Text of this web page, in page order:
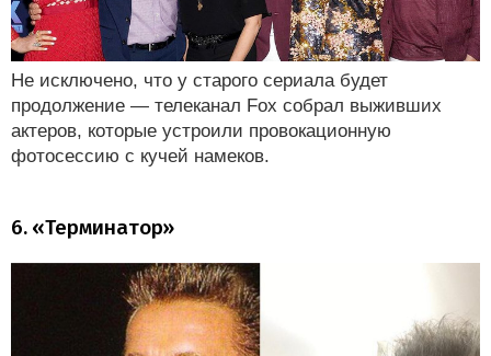
Не исключено, что у старого сериала будет
продолжение — телеканал Fox собрал выживших
актеров, которые устроили провокационную
фотосессию с кучей намеков.
6. «Терминатор»